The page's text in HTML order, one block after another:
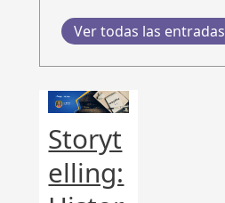
Ver todas las entradas
Storyt
elling: